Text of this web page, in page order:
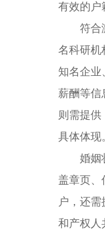
有效的户
符合激
名科研机
知名企业
薪酬等信
则需提
具体体现
婚姻状
盖章页、
户，还
和产权人